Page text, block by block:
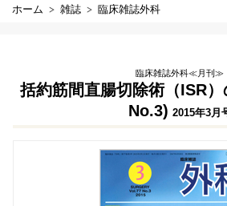
ホーム 雑誌 臨床雑誌外科
臨床雑誌外科≪月刊≫
括約筋間直腸切除術（ISR
No.3) 2015年3月